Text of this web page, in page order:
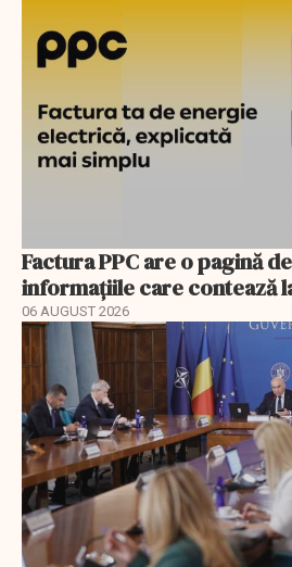
Factura PPC are o pagină
informațiile care contează
06 AUGUST 2026